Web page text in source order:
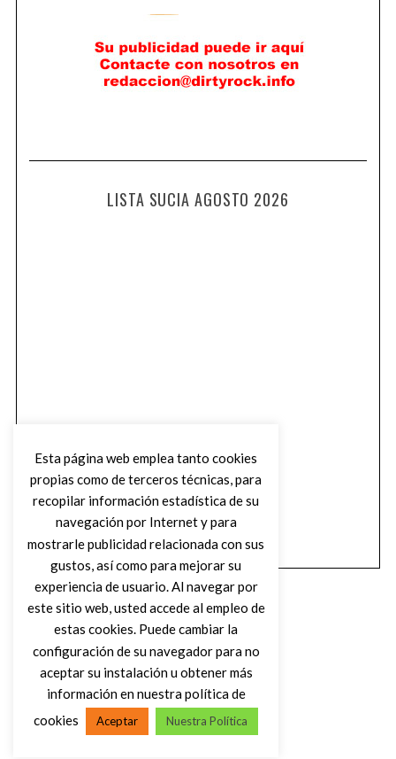
LISTA SUCIA AGOSTO 2026
VOLVER AL INICIO
Esta página web emplea tanto cookies
propias como de terceros técnicas, para
recopilar información estadística de su
navegación por Internet y para
mostrarle publicidad relacionada con sus
gustos, así como para mejorar su
experiencia de usuario. Al navegar por
este sitio web, usted accede al empleo de
estas cookies. Puede cambiar la
configuración de su navegador para no
aceptar su instalación u obtener más
información en nuestra política de
cookies
Aceptar Nuestra Política